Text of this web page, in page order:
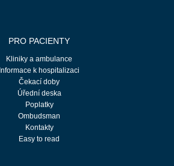
PRO PACIENTY
Kliniky a ambulance
Informace k hospitalizaci
Čekací doby
Úřední deska
Poplatky
Ombudsman
Kontakty
Easy to read